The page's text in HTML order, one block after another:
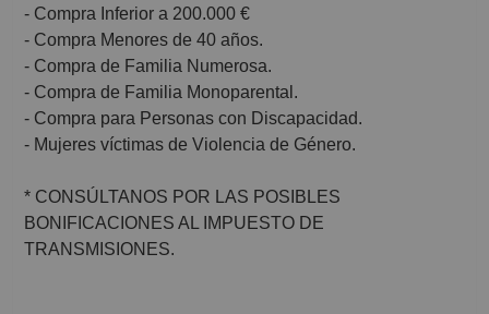
- Compra Inferior a 200.000 €
- Compra Menores de 40 años.
- Compra de Familia Numerosa.
- Compra de Familia Monoparental.
- Compra para Personas con Discapacidad.
- Mujeres víctimas de Violencia de Género.
* CONSÚLTANOS POR LAS POSIBLES
BONIFICACIONES AL IMPUESTO DE
TRANSMISIONES.